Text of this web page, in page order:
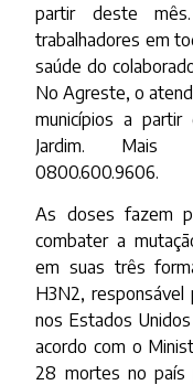
partir deste
trabalhadores em
saúde do
No Agreste, o
municípios a
Jardim. Mais
0800.600.9606.
As doses fazem
combater a
em suas três
H3N2,
nos Estados
acordo com o
28 mortes no país